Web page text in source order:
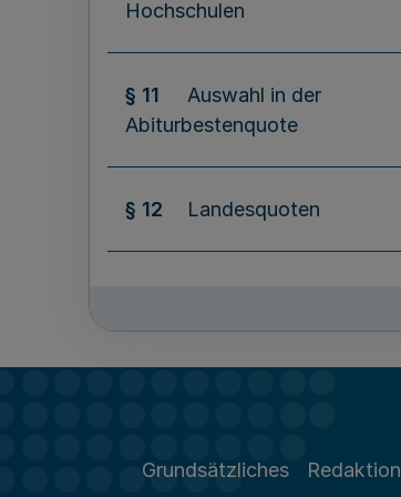
Hochschulen
§ 11
Auswahl in der
Abiturbestenquote
§ 12 Landesquoten
Grundsätzliches
Redaktion